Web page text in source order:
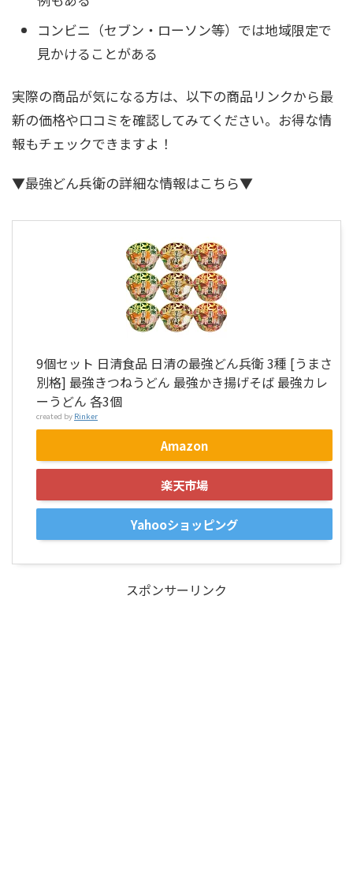
コンビニ（セブン・ローソン等）では地域限定で
見かけることがある
実際の商品が気になる方は、以下の商品リンクから最
新の価格や口コミを確認してみてください。お得な情
報もチェックできますよ！
▼最強どん兵衛の詳細な情報はこちら▼
9個セット 日清食品 日清の最強どん兵衛 3種 [うまさ
別格] 最強きつねうどん 最強かき揚げそば 最強カレ
ーうどん 各3個
created by Rinker
Amazon
楽天市場
Yahooショッピング
スポンサーリンク